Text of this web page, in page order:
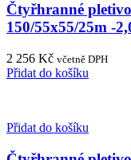
Čtyřhranné
150/55x55/25m -
2 256 Kč včetně DPH
Přidat do košíku
Přidat do košíku